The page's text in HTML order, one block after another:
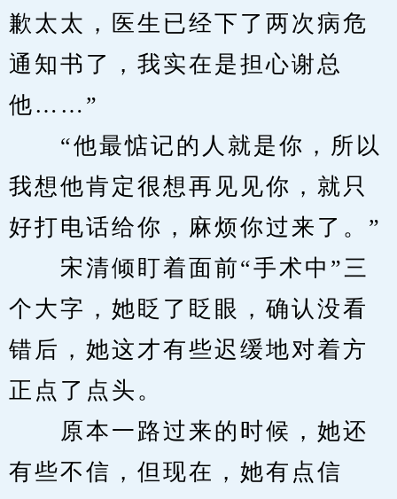
歉太太，医生已经下了两次病危
通知书了，我实在是担心谢总
他……”
“他最惦记的人就是你，所以
我想他肯定很想再见见你，就只
好打电话给你，麻烦你过来了。”
宋清倾盯着面前“手术中”三
个大字，她眨了眨眼，确认没看
错后，她这才有些迟缓地对着方
正点了点头。
原本一路过来的时候，她还
有些不信，但现在，她有点信